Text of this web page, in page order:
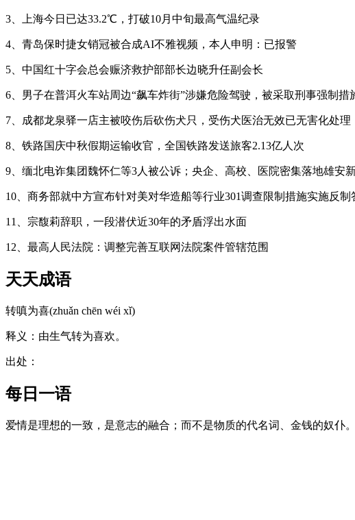
3、上海今日已达33.2℃，打破10月中旬最高气温纪录
4、青岛保时捷女销冠被合成AI不雅视频，本人申明：已报警
5、中国红十字会总会赈济救护部部长边晓升任副会长
6、男子在普洱火车站周边“飙车炸街”涉嫌危险驾驶，被采取刑事强制措
7、成都龙泉驿一店主被咬伤后砍伤犬只，受伤犬医治无效已无害化处理
8、铁路国庆中秋假期运输收官，全国铁路发送旅客2.13亿人次
9、缅北电诈集团魏怀仁等3人被公诉；央企、高校、医院密集落地雄安
10、商务部就中方宣布针对美对华造船等行业301调查限制措施实施反
11、宗馥莉辞职，一段潜伏近30年的矛盾浮出水面
12、最高人民法院：调整完善互联网法院案件管辖范围
天天成语
转嗔为喜(zhuǎn chēn wéi xǐ)
释义：由生气转为喜欢。
出处：
每日一语
爱情是理想的一致，是意志的融合；而不是物质的代名词、金钱的奴